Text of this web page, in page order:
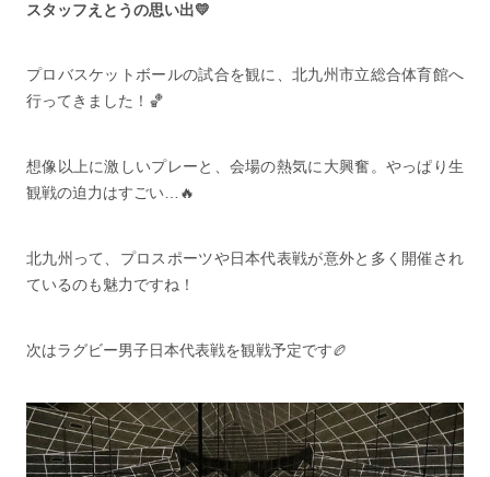
スタッフえとうの思い出💛
プロバスケットボールの試合を観に、北九州市立総合体育館へ
行ってきました！🏀
想像以上に激しいプレーと、会場の熱気に大興奮。やっぱり生
観戦の迫力はすごい…🔥
北九州って、プロスポーツや日本代表戦が意外と多く開催され
ているのも魅力ですね！
次はラグビー男子日本代表戦を観戦予定です🏉